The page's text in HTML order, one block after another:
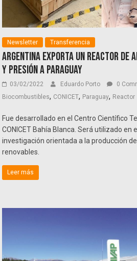
Newsletter Transferencia
Argentina exporta un reactor de
y presión a Paraguay
03/02/2022 Eduardo Porto
0
Biocombustibles, CONICET, Paraguay, Reactor
Fue desarrollado en el Centro Científico
CONICET Bahía Blanca. Será utilizado en
investigación orientada a la producción
renovables.
Leer más